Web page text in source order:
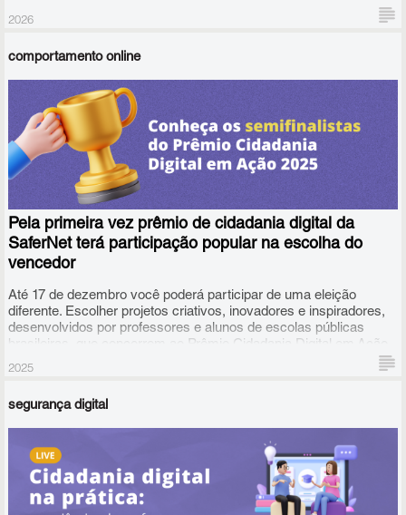
2026
comportamento online
Pela primeira vez prêmio de cidadania digital da
SaferNet terá participação popular na escolha do
vencedor
Até 17 de dezembro você poderá participar de uma eleição
diferente. Escolher projetos criativos, inovadores e inspiradores,
desenvolvidos por professores e alunos de escolas públicas
brasileiras, que concorrem ao Prêmio Cidadania Digital em Ação
2025, criado pela Safernet Brasil em parceria com o governo
2025
segurança digital